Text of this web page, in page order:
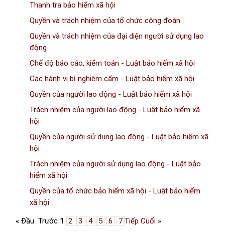
Thanh tra bảo hiểm xã hội
Quyền và trách nhiệm của tổ chức công đoàn
Quyền và trách nhiệm của đại diện người sử dụng lao
động
Chế độ báo cáo, kiểm toán - Luật bảo hiểm xã hội
Các hành vi bị nghiêm cấm - Luật bảo hiểm xã hội
Quyền của người lao động - Luật bảo hiểm xã hội
Trách nhiệm của người lao động - Luật bảo hiểm xã
hội
Quyền của người sử dụng lao động - Luật bảo hiểm xã
hội
Trách nhiệm của người sử dụng lao động - Luật bảo
hiểm xã hội
Quyền của tổ chức bảo hiểm xã hội - Luật bảo hiểm
xã hội
« Đầu Trước 1 2 3 4 5 6 7 Tiếp Cuối »